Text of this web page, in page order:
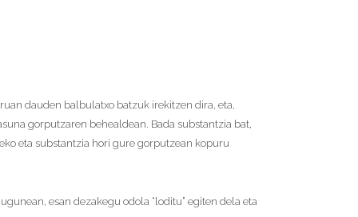
dauden balbulatxo batzuk irekitzen dira, eta,
gorputzaren behealdean. Bada substantzia bat,
eta substantzia hori gure gorputzean kopuru
esan dezakegu odola “loditu” egiten dela eta